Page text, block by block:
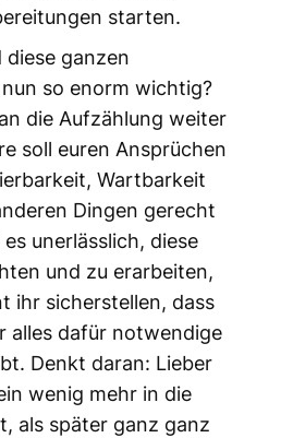
starten.
ganzen
so enorm wichtig?
die Aufzählung weiter
soll euren Ansprüchen
Wartbarkeit
Dingen gerecht
unerlässlich, diese
und zu erarbeiten,
ihr sicherstellen, dass
alles dafür notwendige
Denkt daran: Lieber
wenig mehr in die
als später ganz ganz